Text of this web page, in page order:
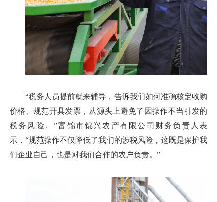
“税务人员提前就来辅导，告诉我们如何准确核定收购
价格、规范开具发票，从源头上避免了因操作不当引发的
税务风险。”富锦市锦兴农产有限公司财务负责人表
示，“规范操作不仅降低了我们的涉税风险，这既是保护我
们企业自己，也是对我们合作的农户负责。”